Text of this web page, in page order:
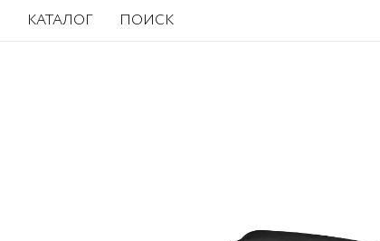
КАТАЛОГ ПОИСК